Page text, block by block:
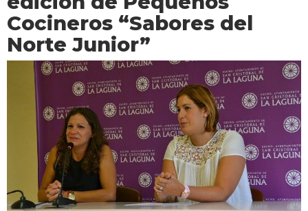
Cocineros “Sabores del
Norte Junior”